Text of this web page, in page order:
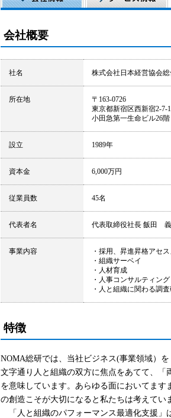
会社概要
社名 株式会社日本経営協会
所在地
〒163-0726
東京都新宿区西新宿2-7-1
小田急第一生命ビル26階
設立 1989年
資本金 6,000万円
従業員数 45名
代表者名 代表取締役社長 飯田
事業内容
・採用、昇進昇格アセ
・組織サーベイ
・人材育成
・人事コンサルティング
・人と組織に関わる調
特徴
NOMA総研では、当社ビジネス(事業領域）
文字通り人と組織の双方に焦点をあてて、「
を意味しています。あらゆる面においてま
の創造こそが大切になると私たちは考えてい
「人と組織のパフォーマンス最適化支援」